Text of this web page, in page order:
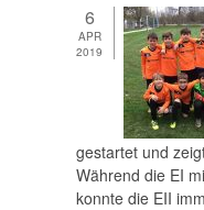
6
APR
2019
gestartet und
Während die EI
konnte die EII